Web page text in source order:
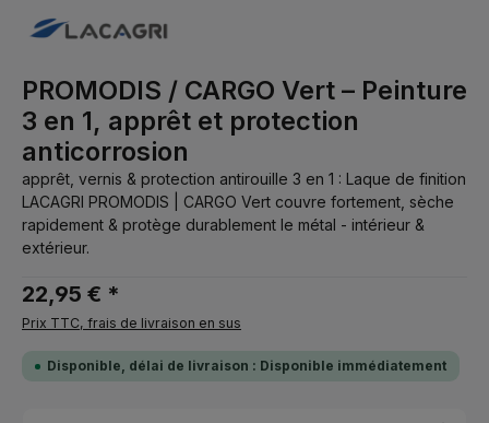
PROMODIS / CARGO Vert – Peinture
3 en 1, apprêt et protection
anticorrosion
apprêt, vernis & protection antirouille 3 en 1 : Laque de finition
LACAGRI PROMODIS | CARGO Vert couvre fortement, sèche
rapidement & protège durablement le métal - intérieur &
extérieur.
22,95 € *
Prix TTC, frais de livraison en sus
Disponible, délai de livraison : Disponible immédiatement